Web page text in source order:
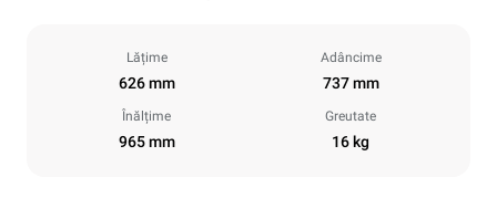
Lățime
626 mm
Adâncime
737 mm
Înălțime
965 mm
Greutate
16 kg